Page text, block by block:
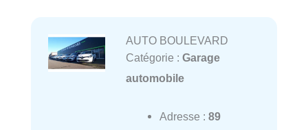
AUTO BOULEVARD
Catégorie : Garage
automobile
Adresse : 89